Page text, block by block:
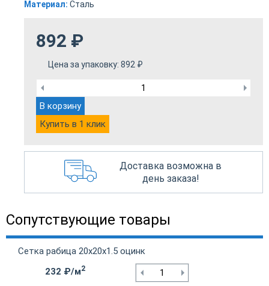
Материал: Сталь
892 ₽
Цена за упаковку: 892 ₽
В корзину
Купить в 1 клик
Доставка возможна в
день заказа!
Сопутствующие товары
Сетка рабица 20х20х1.5 оцинк
232 ₽/м2